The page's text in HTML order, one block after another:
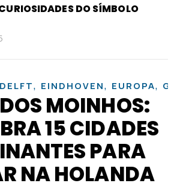
DO SÍMBOLO
DELFT, EINDHOVEN, EUROPA,
MOINHOS:
15 CIDADES
PARA
NA HOLANDA